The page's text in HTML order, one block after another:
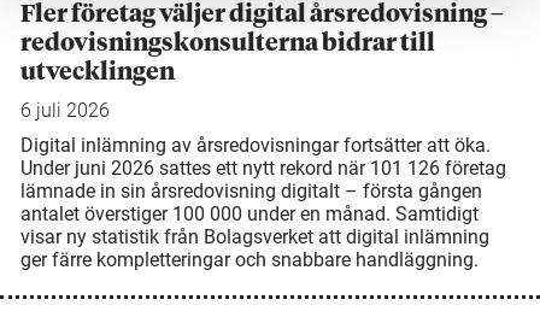
Fler företag väljer digital årsredovisning –
redovisningskonsulterna bidrar till
utvecklingen
6 juli 2026
Digital inlämning av årsredovisningar fortsätter att öka.
Under juni 2026 sattes ett nytt rekord när 101 126 företag
lämnade in sin årsredovisning digitalt – första gången
antalet överstiger 100 000 under en månad. Samtidigt
visar ny statistik från Bolagsverket att digital inlämning
ger färre kompletteringar och snabbare handläggning.